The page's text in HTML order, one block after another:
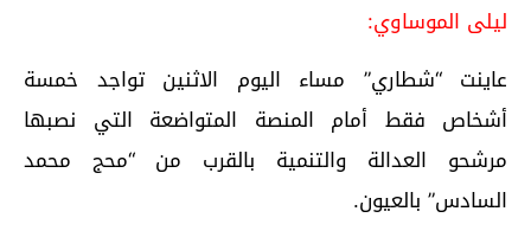
ليلى الموساوي:
عاينت “شطاري” مساء اليوم الاثنين تواجد خمسة
أشخاص فقط أمام المنصة المتواضعة التي نصبها
مرشحو العدالة والتنمية بالقرب من “محج محمد
السادس” بالعيون.